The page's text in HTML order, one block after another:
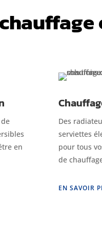
en
Des
serviettes
pour tous
de
EN SAVOIR